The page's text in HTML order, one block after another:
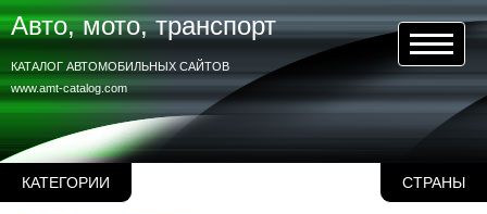
КАТЕГОРИИ СТРАНЫ
Авто, мото, транспорт
www.amt-catalog.com
КАТАЛОГ АВТОМОБИЛЬНЫХ САЙТОВ